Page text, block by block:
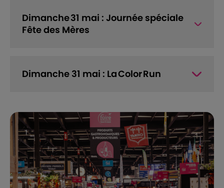
Dimanche 31 mai : Journée spéciale
Fête des Mères
Dimanche 31 mai : La Color Run